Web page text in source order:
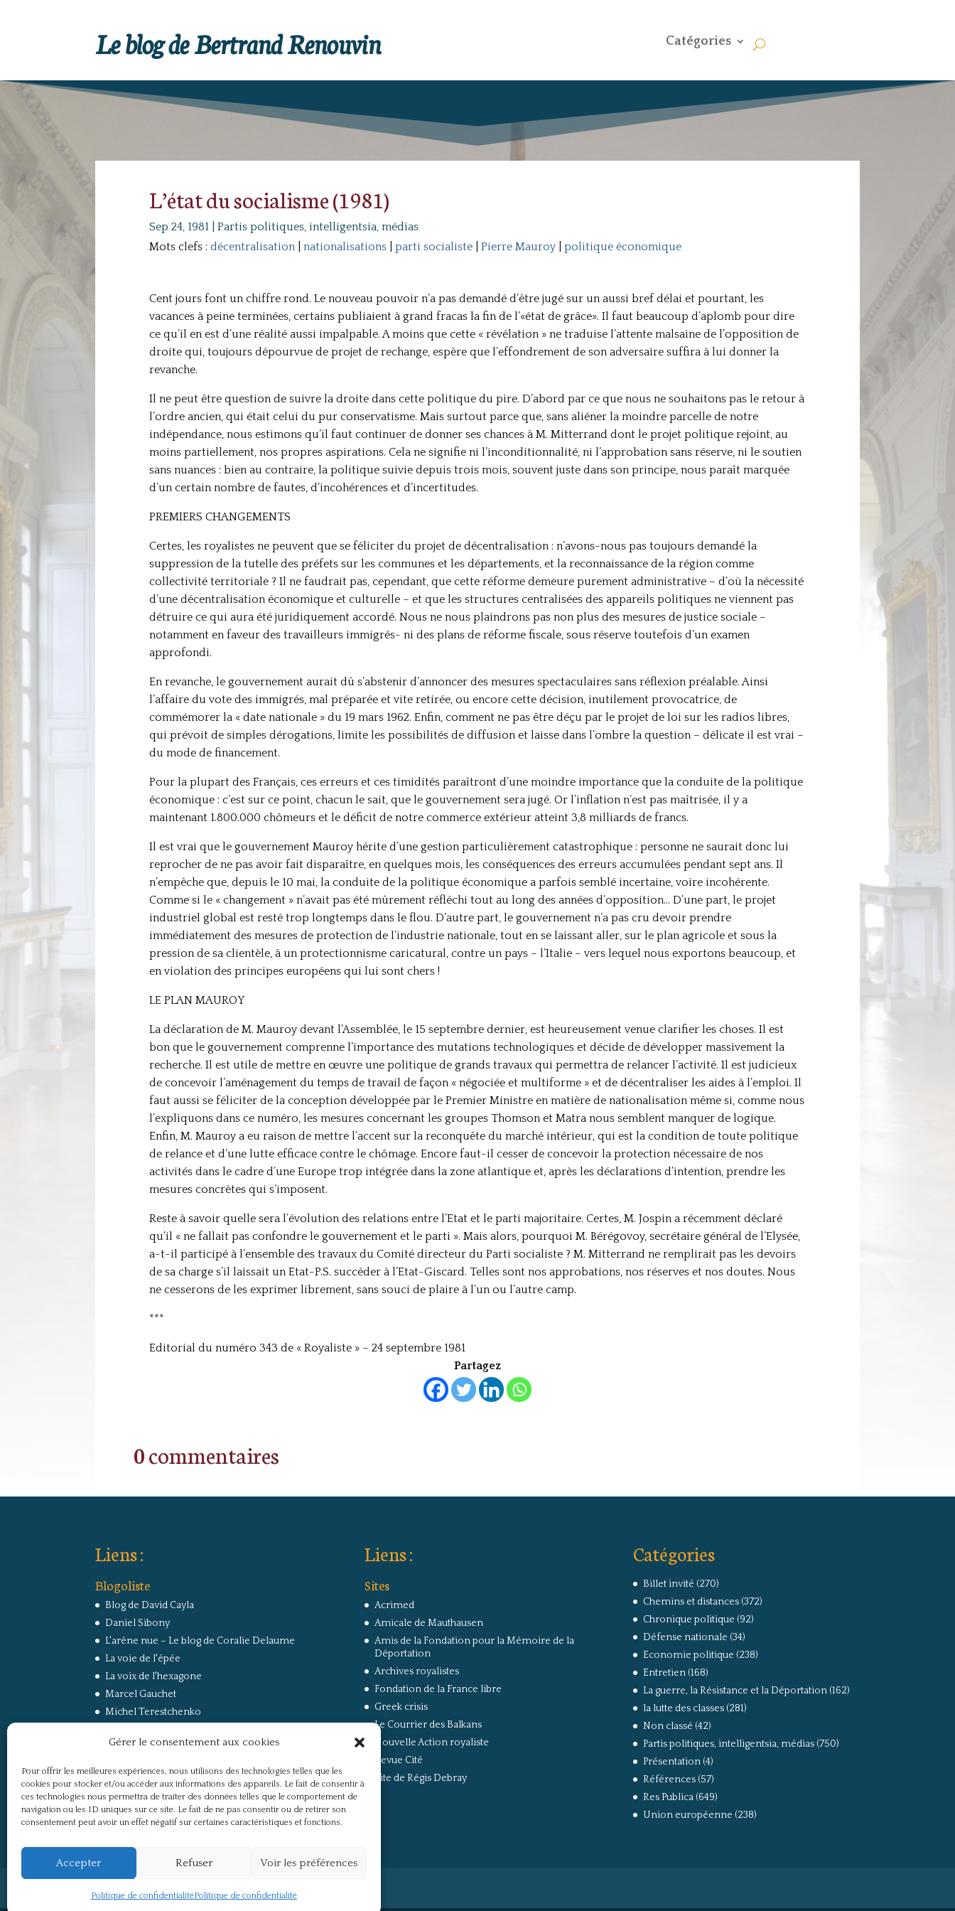
Gérer le consentement aux cookies
Pour offrir les meilleures expériences, nous utilisons des technologies telles que les
cookies pour stocker et/ou accéder aux informations des appareils. Le fait de consentir à
ces technologies nous permettra de traiter des données telles que le comportement de
navigation ou les ID uniques sur ce site. Le fait de ne pas consentir ou de retirer son
consentement peut avoir un effet négatif sur certaines caractéristiques et fonctions.
Accepter Refuser Voir les préférences
Politique de confidentialitéPolitique de confidentialité
Le blog de Bertrand Renouvin Catégories
L’état du socialisme (1981)
Sep 24, 1981| Partis politiques, intelligentsia, médias
Mots clefs : décentralisation| nationalisations| parti socialiste| Pierre Mauroy| politique économique
Cent jours font un chiffre rond. Le nouveau pouvoir n’a pas demandé d’être jugé sur un aussi bref délai et pourtant, les
vacances à peine terminées, certains publiaient à grand fracas la fin de l’«état de grâce». Il faut beaucoup d’aplomb pour dire
ce qu’il en est d’une réalité aussi impalpable. A moins que cette « révélation » ne traduise l’attente malsaine de l’opposition de
droite qui, toujours dépourvue de projet de rechange, espère que l’effondrement de son adversaire suffira à lui donner la
revanche.
Il ne peut être question de suivre la droite dans cette politique du pire. D’abord par ce que nous ne souhaitons pas le retour à
l’ordre ancien, qui était celui du pur conservatisme. Mais surtout parce que, sans aliéner la moindre parcelle de notre
indépendance, nous estimons qu’il faut continuer de donner ses chances à M. Mitterrand dont le projet politique rejoint, au
moins partiellement, nos propres aspirations. Cela ne signifie ni l’inconditionnalité, ni l’approbation sans réserve, ni le soutien
sans nuances : bien au contraire, la politique suivie depuis trois mois, souvent juste dans son principe, nous paraît marquée
d’un certain nombre de fautes, d’incohérences et d’incertitudes.
PREMIERS CHANGEMENTS
Certes, les royalistes ne peuvent que se féliciter du projet de décentralisation : n’avons-nous pas toujours demandé la
suppression de la tutelle des préfets sur les communes et les départements, et la reconnaissance de la région comme
collectivité territoriale ? Il ne faudrait pas, cependant, que cette réforme demeure purement administrative – d’où la nécessité
d’une décentralisation économique et culturelle – et que les structures centralisées des appareils politiques ne viennent pas
détruire ce qui aura été juridiquement accordé. Nous ne nous plaindrons pas non plus des mesures de justice sociale –
notamment en faveur des travailleurs immigrés- ni des plans de réforme fiscale, sous réserve toutefois d’un examen
approfondi.
En revanche, le gouvernement aurait dû s’abstenir d’annoncer des mesures spectaculaires sans réflexion préalable. Ainsi
l’affaire du vote des immigrés, mal préparée et vite retirée, ou encore cette décision, inutilement provocatrice, de
commémorer la « date nationale » du 19 mars 1962. Enfin, comment ne pas être déçu par le projet de loi sur les radios libres,
qui prévoit de simples dérogations, limite les possibilités de diffusion et laisse dans l’ombre la question – délicate il est vrai –
du mode de financement.
Pour la plupart des Français, ces erreurs et ces timidités paraîtront d’une moindre importance que la conduite de la politique
économique : c’est sur ce point, chacun le sait, que le gouvernement sera jugé. Or l’inflation n’est pas maîtrisée, il y a
maintenant 1.800.000 chômeurs et le déficit de notre commerce extérieur atteint 3,8 milliards de francs.
Il est vrai que le gouvernement Mauroy hérite d’une gestion particulièrement catastrophique : personne ne saurait donc lui
reprocher de ne pas avoir fait disparaître, en quelques mois, les conséquences des erreurs accumulées pendant sept ans. Il
n’empêche que, depuis le 10 mai, la conduite de la politique économique a parfois semblé incertaine, voire incohérente.
Comme si le « changement » n’avait pas été mûrement réfléchi tout au long des années d’opposition… D’une part, le projet
industriel global est resté trop longtemps dans le flou. D’autre part, le gouvernement n’a pas cru devoir prendre
immédiatement des mesures de protection de l’industrie nationale, tout en se laissant aller, sur le plan agricole et sous la
pression de sa clientèle, à un protectionnisme caricatural, contre un pays – l’Italie – vers lequel nous exportons beaucoup, et
en violation des principes européens qui lui sont chers !
LE PLAN MAUROY
La déclaration de M. Mauroy devant l’Assemblée, le 15 septembre dernier, est heureusement venue clarifier les choses. Il est
bon que le gouvernement comprenne l’importance des mutations technologiques et décide de développer massivement la
recherche. Il est utile de mettre en œuvre une politique de grands travaux qui permettra de relancer l’activité. Il est judicieux
de concevoir l’aménagement du temps de travail de façon « négociée et multiforme » et de décentraliser les aides à l’emploi. Il
faut aussi se féliciter de la conception développée par le Premier Ministre en matière de nationalisation même si, comme nous
l’expliquons dans ce numéro, les mesures concernant les groupes Thomson et Matra nous semblent manquer de logique.
Enfin, M. Mauroy a eu raison de mettre l’accent sur la reconquête du marché intérieur, qui est la condition de toute politique
de relance et d’une lutte efficace contre le chômage. Encore faut-il cesser de concevoir la protection nécessaire de nos
activités dans le cadre d’une Europe trop intégrée dans la zone atlantique et, après les déclarations d’intention, prendre les
mesures concrètes qui s’imposent.
Reste à savoir quelle sera l’évolution des relations entre l’Etat et le parti majoritaire. Certes, M. Jospin a récemment déclaré
qu’il « ne fallait pas confondre le gouvernement et le parti ». Mais alors, pourquoi M. Bérégovoy, secrétaire général de l’Elysée,
a-t-il participé à l’ensemble des travaux du Comité directeur du Parti socialiste ? M. Mitterrand ne remplirait pas les devoirs
de sa charge s’il laissait un Etat-P.S. succéder à l’Etat-Giscard. Telles sont nos approbations, nos réserves et nos doutes. Nous
ne cesserons de les exprimer librement, sans souci de plaire à l’un ou l’autre camp.
***
Editorial du numéro 343 de « Royaliste » – 24 septembre 1981
Partagez
0 commentaires
Liens :
Blogoliste
Blog de David Cayla
Daniel Sibony
L'arêne nue – Le blog de Coralie Delaume
La voie de l'épée
La voix de l'hexagone
Marcel Gauchet
Michel Terestchenko
RussEurope – Le Carnet de Jacques Sapir sur la
Secret Défense
Un regard sur la Russie
Liens :
Sites
Acrimed
Amicale de Mauthausen
Amis de la Fondation pour la Mémoire de la
Déportation
Archives royalistes
Fondation de la France libre
Greek crisis
Le Courrier des Balkans
Nouvelle Action royaliste
Revue Cité
Site de Régis Debray
Catégories
Billet invité (270)
Chemins et distances(372)
Chronique politique (92)
Défense nationale (34)
Economie politique (238)
Entretien(168)
La guerre, la Résistance et la Déportation(162)
la lutte des classes(281)
Non classé (42)
Partis politiques, intelligentsia, médias(750)
Présentation(4)
Références(57)
Res Publica(649)
Union européenne (238)